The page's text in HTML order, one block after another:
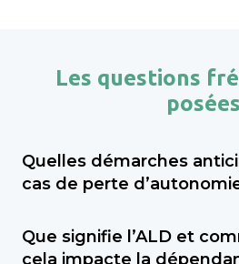
Les questions
posées
Quelles démarches
cas de perte
dépendance (via le GIR),
Que signifie l’ALD et
cela impacte la